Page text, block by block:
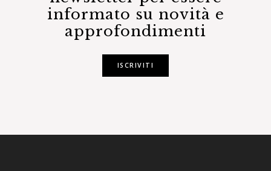
informato su novità e
approfondimenti
ISCRIVITI